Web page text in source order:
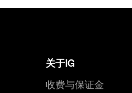
关于IG
收费与保证金